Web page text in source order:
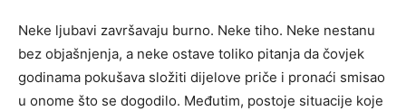
Neke ljubavi završavaju burno. Neke tiho. Neke nestanu
bez objašnjenja, a neke ostave toliko pitanja da čovjek
godinama pokušava složiti dijelove priče i pronaći smisao
u onome što se dogodilo. Međutim, postoje situacije koje